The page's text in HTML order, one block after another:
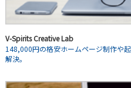
V-Spirits Creative Lab
148,000円の格安ホームページ制作や
解決。